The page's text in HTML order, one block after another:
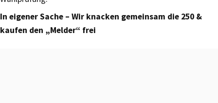
In eigener Sache – Wir knacken gemeinsam die 250 &
kaufen den „Melder“ frei